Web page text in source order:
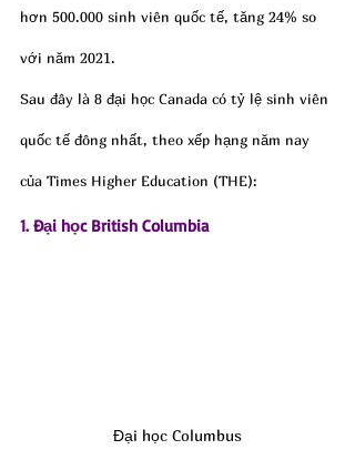
hơn 500.000 sinh viên quốc tế, tăng 24% so
với năm 2021.
Sau đây là 8 đại học Canada có tỷ lệ sinh viên
quốc tế đông nhất, theo xếp hạng năm nay
của Times Higher Education (THE):
1. Đại học British Columbia
Đại học Columbus